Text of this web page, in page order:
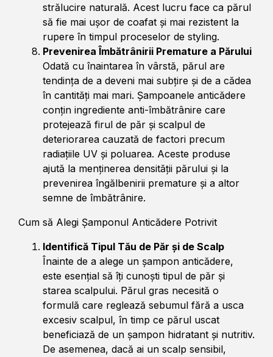
strălucire naturală. Acest lucru face ca părul
să fie mai ușor de coafat și mai rezistent la
rupere în timpul proceselor de styling.
Prevenirea Îmbătrânirii Premature a Părului
Odată cu înaintarea în vârstă, părul are
tendința de a deveni mai subțire și de a cădea
în cantități mai mari. Șampoanele anticădere
conțin ingrediente anti-îmbătrânire care
protejează firul de păr și scalpul de
deteriorarea cauzată de factori precum
radiațiile UV și poluarea. Aceste produse
ajută la menținerea densității părului și la
prevenirea îngălbenirii premature și a altor
semne de îmbătrânire.
Cum să Alegi Șamponul Anticădere Potrivit
Identifică Tipul Tău de Păr și de Scalp
Înainte de a alege un șampon anticădere,
este esențial să îți cunoști tipul de păr și
starea scalpului. Părul gras necesită o
formulă care reglează sebumul fără a usca
excesiv scalpul, în timp ce părul uscat
beneficiază de un șampon hidratant și nutritiv.
De asemenea, dacă ai un scalp sensibil,